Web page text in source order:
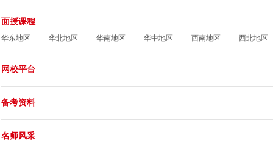
面授课程
华东地区 华北地区 华南地区 华中地区 西南地区 西北地区
网校平台
备考资料
名师风采